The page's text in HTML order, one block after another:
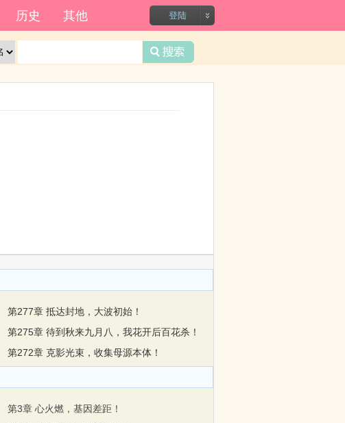
登陆
历史 其他
自动登录?
第277章 抵达封地，大波初始！
第275章 待到秋来九月八，我花开后百花杀！
第272章 克影光束，收集母源本体！
第3章 心火燃，基因差距！